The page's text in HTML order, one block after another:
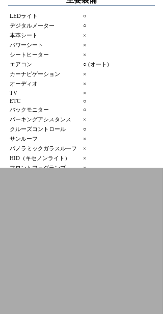
LEDライト
○
デジタルメーター
○
本革シート
×
パワーシート
×
シートヒーター
×
エアコン
○ (オート)
カーナビゲーション
×
オーディオ
×
TV
×
ETC
○
バックモニター
○
パーキングアシスタンス
×
クルーズコントロール
○
サンルーフ
×
パノラミックガラスルーフ
×
HID（キセノンライト）
×
フロントフォグランプ
×